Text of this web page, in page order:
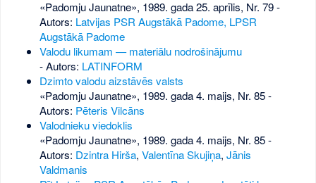
«Padomju Jaunatne», 1989. gada 25. aprīlis, Nr. 79-
Autors: Latvijas PSR Augstākā Padome, LPSR
Augstākā Padome
Valodu likumam — materiālu nodrošinājumu
- Autors: LATINFORM
Dzimto valodu aizstāvēs valsts
«Padomju Jaunatne», 1989. gada 4. maijs, Nr. 85-
Autors: Pēteris Vilcāns
Valodnieku viedoklis
«Padomju Jaunatne», 1989. gada 4. maijs, Nr. 85-
Autors: Dzintra Hirša, Valentīna Skujiņa, Jānis
Valdmanis